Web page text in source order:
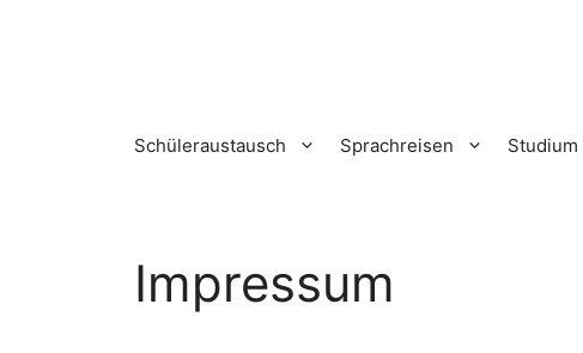
Schüleraustausch Sprachreisen Studium
Impressum